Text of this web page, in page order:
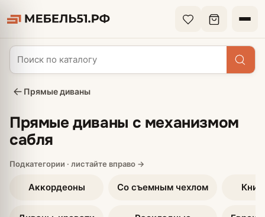
Прямые диваны
Прямые диваны с механизмом
сабля
Аккордеоны Со съемным чехлом